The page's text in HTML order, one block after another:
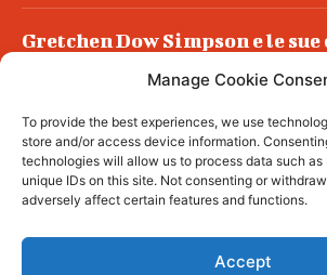
Manage Cookie
To provide the best experiences, we use
store and/or access device information.
technologies will allow us to process data such
unique IDs on this site. Not consenting or
adversely affect certain features and functions.
Accept
Gretchen Dow Simpson e le
Podlech, il Cile lo ha
all’ergastolo
Era ubriaca…